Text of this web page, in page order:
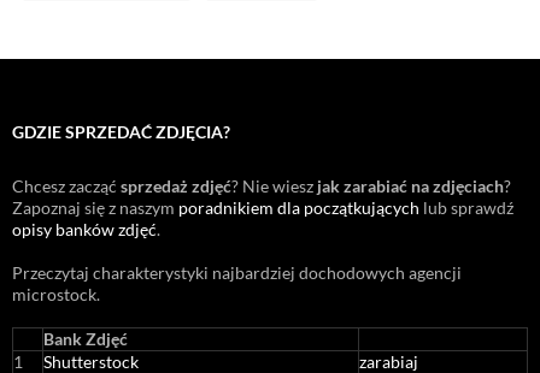
GDZIE SPRZEDAĆ ZDJĘCIA?
Chcesz zacząć sprzedaż zdjęć? Nie wiesz jak zarabiać na zdjęciach?
Zapoznaj się z naszym poradnikiem dla początkujących lub sprawdź
opisy banków zdjęć.
Przeczytaj charakterystyki najbardziej dochodowych agencji
microstock.
Bank Zdjęć
1
Shutterstock
zarabiaj